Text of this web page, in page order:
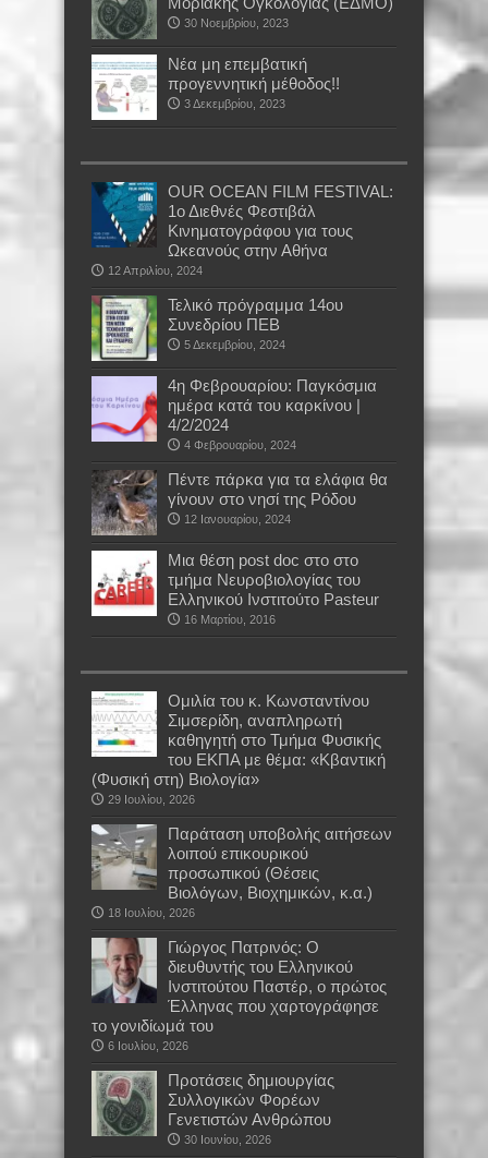
30 Νοεμβρίου, 2023
Νέα μη επεμβατική
προγεννητική μέθοδος!!
3 Δεκεμβρίου, 2023
OUR OCEAN FILM FESTIVAL:
1ο Διεθνές Φεστιβάλ
Κινηματογράφου για τους
Ωκεανούς στην Αθήνα
12 Απριλίου, 2024
Τελικό πρόγραμμα 14ου
Συνεδρίου ΠΕΒ
5 Δεκεμβρίου, 2024
4η Φεβρουαρίου: Παγκόσμια
ημέρα κατά του καρκίνου |
4/2/2024
4 Φεβρουαρίου, 2024
Πέντε πάρκα για τα ελάφια θα
γίνουν στο νησί της Ρόδου
12 Ιανουαρίου, 2024
Μια θέση post doc στο στο
τμήμα Νευροβιολογίας του
Ελληνικού Ινστιτούτο Pasteur
16 Μαρτίου, 2016
Oμιλία του κ. Κωνσταντίνου
Σιμσερίδη, αναπληρωτή
καθηγητή στο Τμήμα Φυσικής
του ΕΚΠΑ με θέμα: «Κβαντική
(Φυσική στη) Βιολογία»
29 Ιουλίου, 2026
Παράταση υποβολής αιτήσεων
λοιπού επικουρικού
προσωπικού (Θέσεις
Βιολόγων, Βιοχημικών, κ.α.)
18 Ιουλίου, 2026
Γιώργος Πατρινός: Ο
διευθυντής του Ελληνικού
Ινστιτούτου Παστέρ, ο πρώτος
Έλληνας που χαρτογράφησε
το γονιδίωμά του
6 Ιουλίου, 2026
Προτάσεις δημιουργίας
Συλλογικών Φορέων
Γενετιστών Ανθρώπου
30 Ιουνίου, 2026